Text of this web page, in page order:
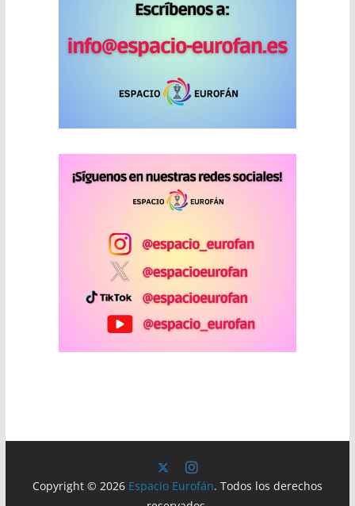
Copyright © 2026 Espacio Eurofán. Todos los derechos